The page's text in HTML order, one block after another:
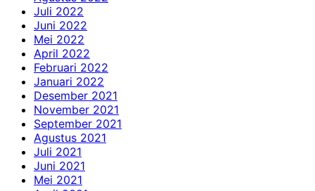
Juli 2022
Juni 2022
Mei 2022
April 2022
Februari 2022
Januari 2022
Desember 2021
November 2021
September 2021
Agustus 2021
Juli 2021
Juni 2021
Mei 2021